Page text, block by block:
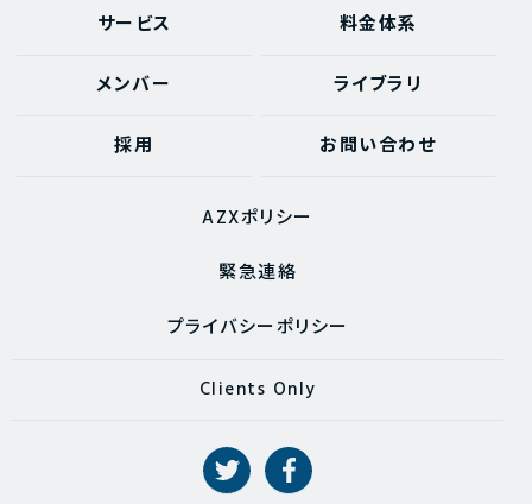
サービス 料金体系
メンバー ライブラリ
採用 お問い合わせ
AZXポリシー
緊急連絡
プライバシーポリシー
Clients Only